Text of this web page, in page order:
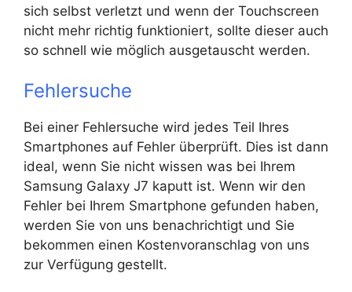
sich selbst verletzt und wenn der Touchscreen
nicht mehr richtig funktioniert, sollte dieser auch
so schnell wie möglich ausgetauscht werden.
Fehlersuche
Bei einer Fehlersuche wird jedes Teil Ihres
Smartphones auf Fehler überprüft. Dies ist dann
ideal, wenn Sie nicht wissen was bei Ihrem
Samsung Galaxy J7 kaputt ist. Wenn wir den
Fehler bei Ihrem Smartphone gefunden haben,
werden Sie von uns benachrichtigt und Sie
bekommen einen Kostenvoranschlag von uns
zur Verfügung gestellt.